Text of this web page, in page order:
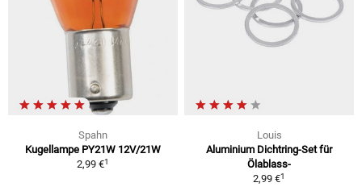
Spahn
Kugellampe PY21W 12V/21W
2,99 €1
Louis
Aluminium Dichtring-Set für
Ölablass-
2,99 €1